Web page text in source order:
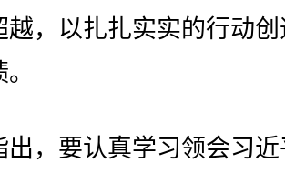
越，以扎扎实实的行动
要认真学习领会习近